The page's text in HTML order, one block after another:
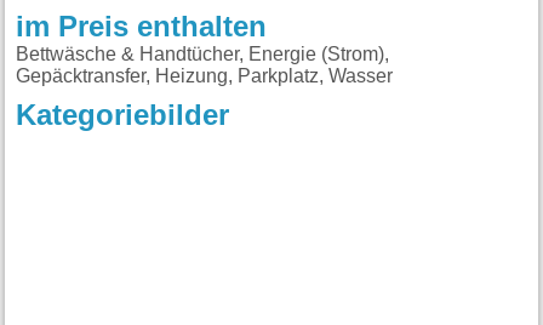
im Preis enthalten
Bettwäsche & Handtücher, Energie (Strom),
Gepäcktransfer, Heizung, Parkplatz, Wasser
Kategoriebilder